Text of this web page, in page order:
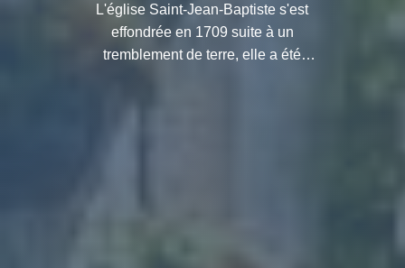
L'église Saint-Jean-Baptiste s'est
effondrée en 1709 suite à un
tremblement de terre, elle a été